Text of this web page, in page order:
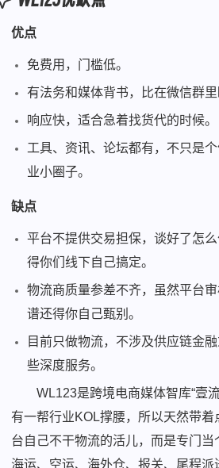
优点
免费用，门槛低。
有法务和媒体背书，比在微信群里
响应快，适合急着找货代的时候。
工具、资讯、论坛都有，不只是
业小圈子。
缺点
平台不提供交易担保，谈好了怎
得你们线下自己搞定。
物流商质量参差不齐，虽然平台
谱还得你自己甄别。
目前只做物流，不涉及供应链金
些深度服务。
WL123是跨境电商媒体智库“壹
有一帮行业KOL撑腰，所以天然带
台自己不干物流的活儿，而是专门
海运、空运、海外仓、报关、尾程